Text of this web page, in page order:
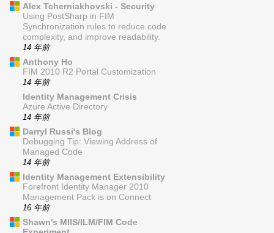
Alex Tcherniakhovski - Security
Using PostSharp in FIM
Synchronization rules to reduce code
complexity, and improve readability.
14 年前
Anthony Ho
FIM 2010 R2 Portal Customization
14 年前
Identity Management Crisis
Azure Active Directory
14 年前
Darryl Russi's Blog
Debugging Tip: Viewing Address of
Managed Code
14 年前
Identity Management Extensibility
Forefront Identity Manager 2010
Management Pack is on Connect
16 年前
Shawn's MIIS/ILM/FIM Code